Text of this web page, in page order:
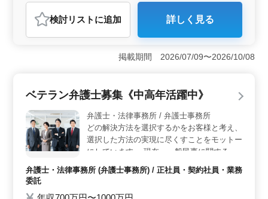
調理師・調理補助・スタッフ
おすすめポイント
＜充実した福利厚生＞ 昇給制度や住込み制度があり、
通勤ストレスも軽減。車通勤も可能で、生活環境が整っ
ています。 ＜シニア世代活躍中＞ 中高年の方が活
＞ 調理、盛り付け、仕込みなど多岐にわたる業務で、
調理経験を活かせます。安定した週休2日制も魅力です。
検討リスト に追加 詳しく見る
掲載期間 2026/07/09〜2026/10/08
ベテラン弁護士募集《中高年活躍中》
弁護士・法律事務所 / 弁護士事務所
どの解決方法を選択するかをお客様と考え、
選択した方法の実現に尽くすことをモットー
にしています。 現在、一般民事に関する案
件を中心に扱っております。 (不動産、借
金、家庭生活、遺産・相続関係、交通事故や
弁護士・法律事務所 (弁護士事務所) / 正社員・契約社員・業務
委託